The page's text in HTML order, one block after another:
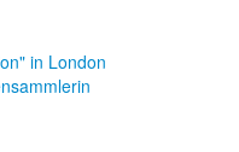
in London